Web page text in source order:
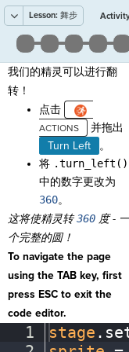
Lesson: 舞步
我们的精灵可以进行翻
转！
点击
并拖出
Turn Left
。
将 .turn_left()
中的数字更改为
360。
这将使精灵转 360 度 - 一
个完整的圆！
To navigate the page
using the TAB key, first
press ESC to exit the
code editor.
1
stage .